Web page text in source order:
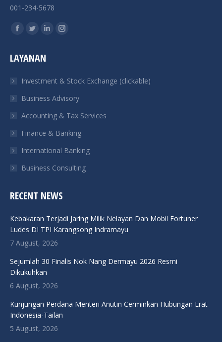
001-234-5678
Find us on:
Facebook
opens
new
window
Twitter
opens
new
window
Linkedin
new
window
Instagram
new
window
LAYANAN
Investment & Stock Exchange (clickable)
Business Advisory
Accounting & Tax Services
Finance & Banking
International Banking
Business Consulting
RECENT NEWS
Kebakaran Terjadi Jaring Milik Nelayan Dan Mobil Fortuner
Ludes DI TPI Karangsong Indramayu
7 August, 2026
Sejumlah 30 Finalis Nok Nang Dermayu 2026 Resmi
Dikukuhkan
6 August, 2026
Kunjungan Perdana Menteri Anutin Cerminkan Hubungan Erat
Indonesia-Tailan
5 August, 2026